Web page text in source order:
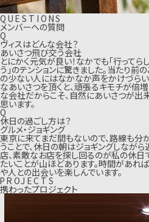
Q U E S T I O NS
メンバーへの質問
Q
ヴィスはどんな会社？
あいさつ飛び交う会社
とにかく元気が良い！なかでも「行ってら
う」のテンションに驚きました。当たり前
の少ない人にはなかなか声をかけづらい
なあいさつを頂くと、頑張るキモチが倍増
な会社だからこそ、自然にあいさつが出
思います。
Q
休日の過ごし方は？
グルメ・ジョギング
東京に来てまだ間もないので、路線も分
うことで、休日の朝はジョギングしなが
店、素敵なお店を探し回るのが私の休日
たいことが山ほどあります。時間があれ
や人との出会いを楽しんでいます。
PR OJ ECTS
携わったプロジェクト